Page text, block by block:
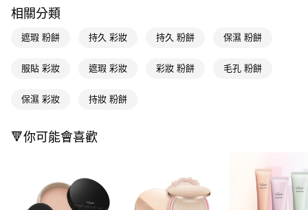
便利好安心！
１．簡單：不需註冊會員、不需綁卡、不需儲值。
２．便利：只要手機號碼，簡訊認證，即可結帳。
３．安心：先確認商品／服務後，再付款。
【「AFTEE先享後付」結帳流程】
結帳頁面，進行簡訊認證並確認金額後，即可完成結帳。
２．訂單成立數日內，您將收到繳費通知簡訊。
ATM／網路銀行／等多元方式進行付款，方視為交易完成。
※ 請注意：結帳手續完成當下不需立刻繳費，但若您需要取消訂單，請聯絡
※ 交易是否成功請以「AFTEE先享後付 」之結帳頁面顯示為準，若有關於
是否繳費成功／繳費後需取消欲退款等相關疑問，請聯繫「AFTEE先享後付
客戶支援中心」https://netprotections.freshdesk.com/support/home
每筆NT$65，滿NT$390(含以上)免運費
付款後全家取貨
萊爾富取貨付款
付款後萊爾富取貨
每筆NT$65，滿NT$490(含以上)免運費
相關分類
遮瑕 粉餅 持久 彩妝 持久 粉餅 保濕 粉餅
服貼 彩妝 遮瑕 彩妝 彩妝 粉餅 毛孔 粉餅
保濕 彩妝 持妝 粉餅
🔻你可能會喜歡